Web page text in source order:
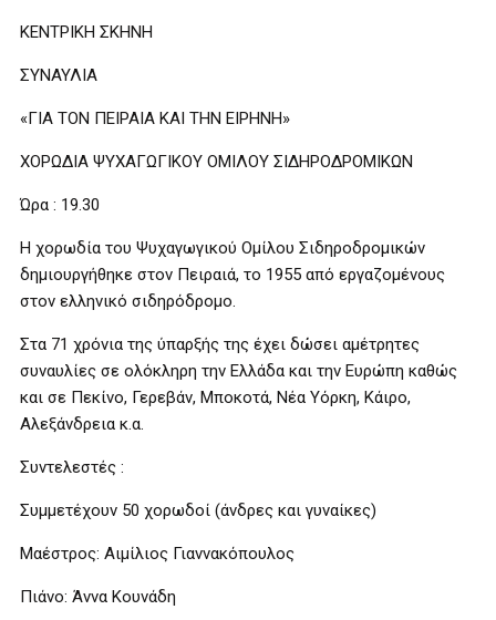
ΚΕΝΤΡΙΚΗ ΣΚΗΝΗ
ΣΥΝΑΥΛΙΑ
«ΓΙΑ ΤΟΝ ΠΕΙΡΑΙΑ ΚΑΙ ΤΗΝ ΕΙΡΗΝΗ»
ΧΟΡΩΔΙΑ ΨΥΧΑΓΩΓΙΚΟΥ ΟΜΙΛΟΥ ΣΙΔΗΡΟΔΡΟΜΙΚΩΝ
Ώρα : 19.30
Η χορωδία του Ψυχαγωγικού Ομίλου Σιδηροδρομικών
δημιουργήθηκε στον Πειραιά, το 1955 από εργαζομένους
στον ελληνικό σιδηρόδρομο.
Στα 71 χρόνια της ύπαρξής της έχει δώσει αμέτρητες
συναυλίες σε ολόκληρη την Ελλάδα και την Ευρώπη καθώς
και σε Πεκίνο, Γερεβάν, Μποκοτά, Νέα Υόρκη, Κάιρο,
Αλεξάνδρεια κ.α.
Συντελεστές :
Συμμετέχουν 50 χορωδοί (άνδρες και γυναίκες)
Μαέστρος: Αιμίλιος Γιαννακόπουλος
Πιάνο: Άννα Κουνάδη